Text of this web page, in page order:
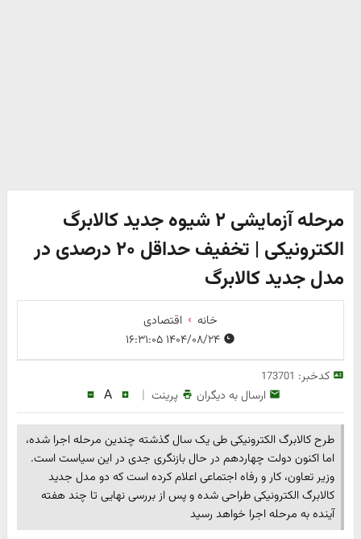
مرحله آزمایشی ۲ شیوه جدید کالابرگ
الکترونیکی | تخفیف حداقل ۲۰ درصدی در
مدل جدید کالابرگ
خانه
اقتصادی
کدخبر: 173701
ارسال به دیگران پرینت |
A
طرح کالابرگ الکترونیکی طی یک سال گذشته چندین مرحله اجرا شده،
اما اکنون دولت چهاردهم در حال بازنگری جدی در این سیاست است.
وزیر تعاون، کار و رفاه اجتماعی اعلام کرده است که دو مدل جدید
کالابرگ الکترونیکی طراحی شده و پس از بررسی نهایی تا چند هفته
آینده به مرحله اجرا خواهد رسید